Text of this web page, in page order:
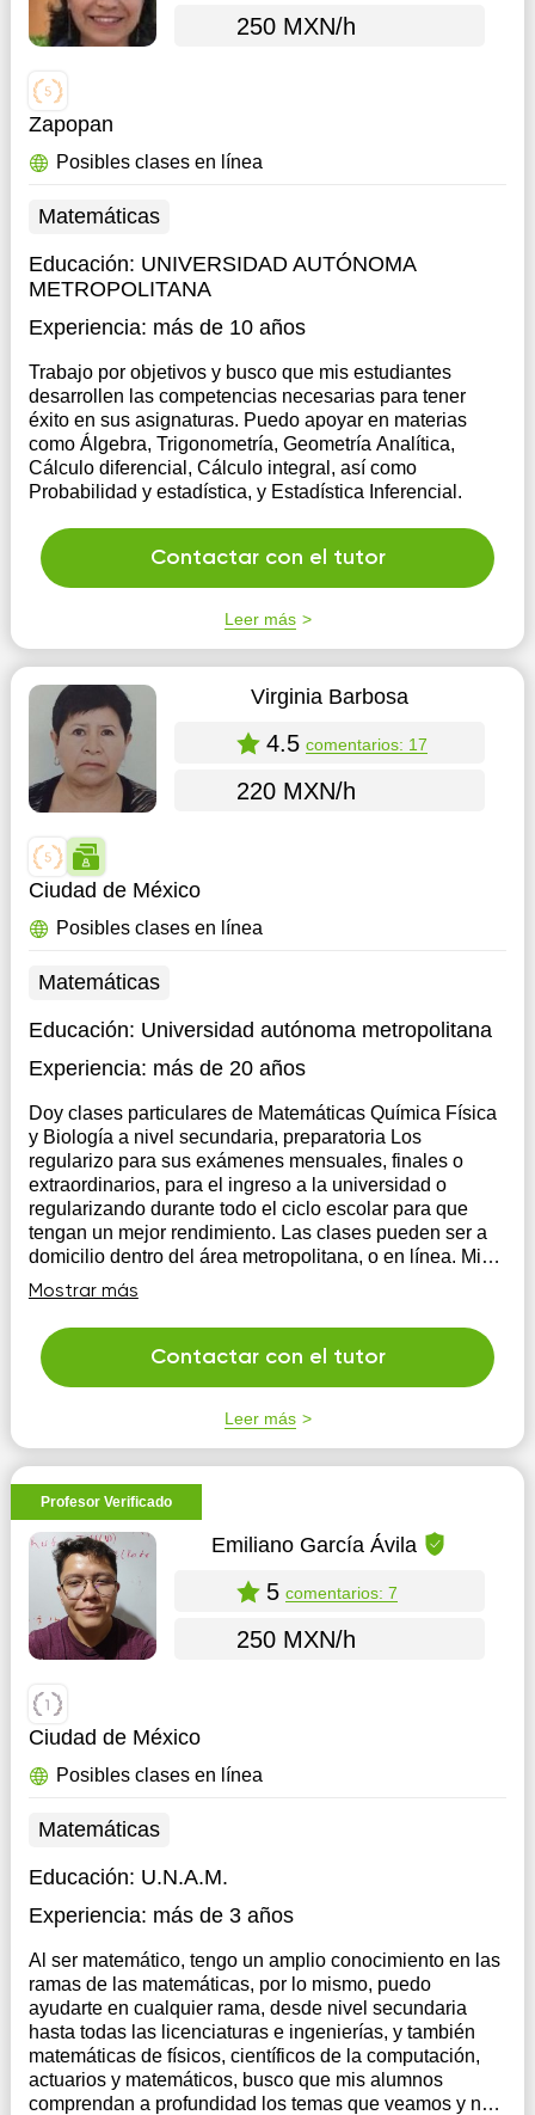
250 MXN/h
Zapopan
Posibles clases en línea
Matemáticas
Educación: UNIVERSIDAD AUTÓNOMA
METROPOLITANA
Experiencia: más de 10 años
Trabajo por objetivos y busco que mis estudiantes
desarrollen las competencias necesarias para tener
éxito en sus asignaturas. Puedo apoyar en materias
como Álgebra, Trigonometría, Geometría Analítica,
Cálculo diferencial, Cálculo integral, así como
Probabilidad y estadística, y Estadística Inferencial.
Contactar con el tutor
Leer más
Virginia Barbosa
4.5 comentarios: 17
220 MXN/h
Ciudad de México
Posibles clases en línea
Matemáticas
Educación: Universidad autónoma metropolitana
Experiencia: más de 20 años
Doy clases particulares de Matemáticas Química Física
y Biología a nivel secundaria, preparatoria Los
regularizo para sus exámenes mensuales, finales o
extraordinarios, para el ingreso a la universidad o
regularizando durante todo el ciclo escolar para que
tengan un mejor rendimiento. Las clases pueden ser a
domicilio dentro del área metropolitana, o en línea. Mi
forma de enseñar es clara y sencilla de acuerdo a las
necesidades de cada alumno cuento con 27 años de
experiencia.
Mostrar más
Contactar con el tutor
Leer más
Profesor Verificado
Emiliano García Ávila
5 comentarios: 7
250 MXN/h
Ciudad de México
Posibles clases en línea
Matemáticas
Educación: U.N.A.M.
Experiencia: más de 3 años
Al ser matemático, tengo un amplio conocimiento en las
ramas de las matemáticas, por lo mismo, puedo
ayudarte en cualquier rama, desde nivel secundaria
hasta todas las licenciaturas e ingenierías, y también
matemáticas de físicos, científicos de la computación,
actuarios y matemáticos, busco que mis alumnos
comprendan a profundidad los temas que veamos y no